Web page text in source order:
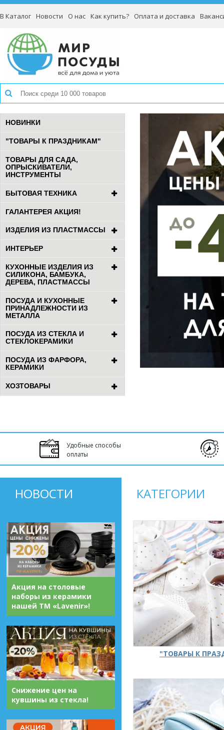
В Каталог Новости О нас Как купить? Оплата и доставка
НОВИНКИ
"ТОВАРЫ К ПРАЗДНИКАМ"
ТОВАРЫ ДЛЯ САДА,
ОПРЫСКИВАТЕЛИ,
ИНСТРУМЕНТЫ
БЫТОВАЯ ТЕХНИКА
ГАЛАНТЕРЕЯ АКЦИЯ!
ИЗДЕЛИЯ ИЗ ПЛАСТМАССЫ
ИНТЕРЬЕР
КУХОННЫЕ ИЗДЕЛИЯ ИЗ
СИЛИКОНА, БАМБУКА,
ДЕРЕВА, ПЛАСТМАССЫ
ПОСУДА И КУХОННЫЕ
ПРИНАДЛЕЖНОСТИ ИЗ
МЕТАЛЛА
ПОСУДА ИЗ СТЕКЛА И
СТЕКЛОКЕРАМИКИ
ПОСУДА ИЗ ФАРФОРА,
КЕРАМИКИ
ХОЗТОВАРЫ
Удобные способы
оплаты
НОВОСТИ
Акция на столовые
наборы из керамики
нашей ТМ «Lavenir»!
Снижение цен на
кувшины из стекла!
КАТЕГОРИИ
"ТОВАРЫ К